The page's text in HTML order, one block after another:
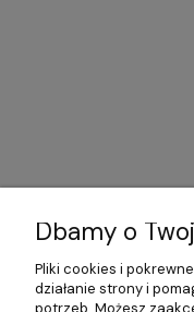
Dbamy o
Pliki cookies i
działanie strony i
potrzeb. Możesz